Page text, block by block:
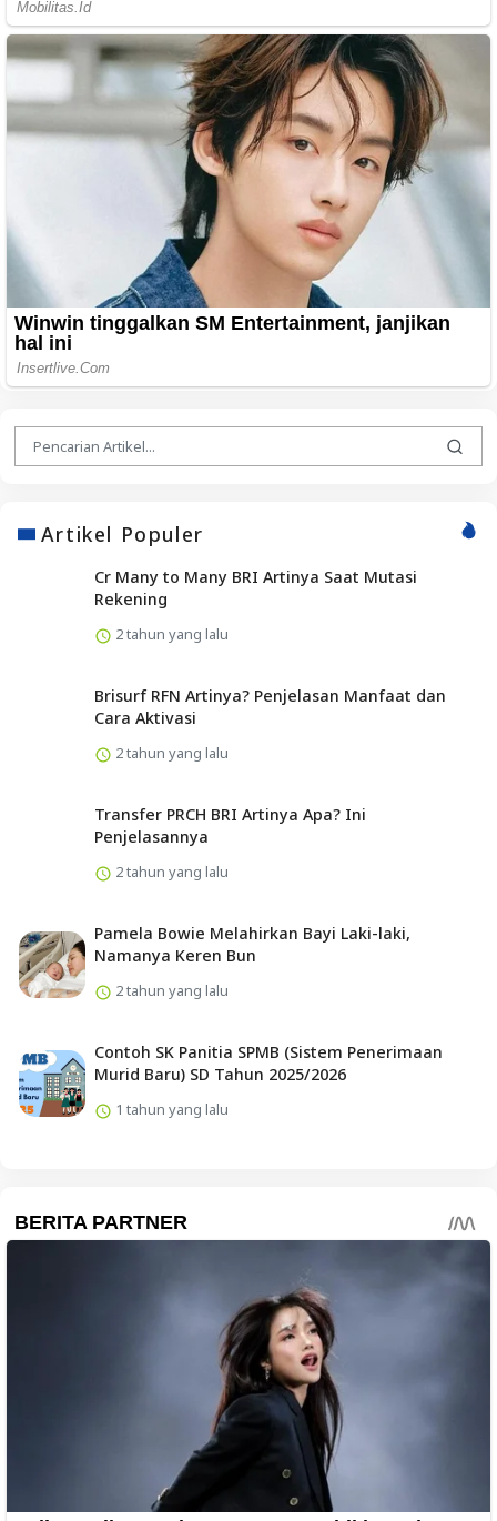
Artikel Populer
Cr Many to Many BRI Artinya Saat Mutasi
Rekening
2 tahun yang lalu
Brisurf RFN Artinya? Penjelasan Manfaat dan
Cara Aktivasi
2 tahun yang lalu
Transfer PRCH BRI Artinya Apa? Ini
Penjelasannya
2 tahun yang lalu
Pamela Bowie Melahirkan Bayi Laki-laki,
Namanya Keren Bun
2 tahun yang lalu
Contoh SK Panitia SPMB (Sistem Penerimaan
Murid Baru) SD Tahun 2025/2026
1 tahun yang lalu